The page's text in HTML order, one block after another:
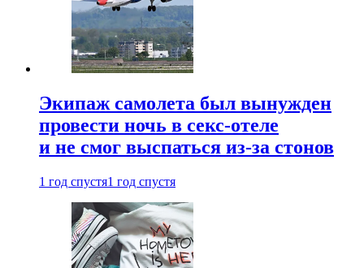
Экипаж самолета был вынужден
провести ночь в секс-отеле
и не смог выспаться из-за стонов
1 год спустя1 год спустя